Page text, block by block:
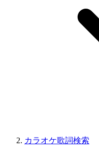
カラオケ歌詞検索